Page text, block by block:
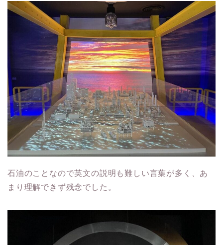
石油のことなので英文の説明も難しい言葉が多く、あ
まり理解できず残念でした。